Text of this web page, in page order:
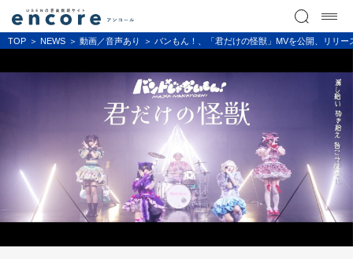
TOP NEWS 動画／音声あり バンもん！、「君だけの怪獣」MVを公開、リリ